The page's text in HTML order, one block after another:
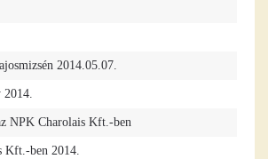
2014.05.07.
2014.
NPK Charolais Kft.-ben
Kft.-ben 2014.